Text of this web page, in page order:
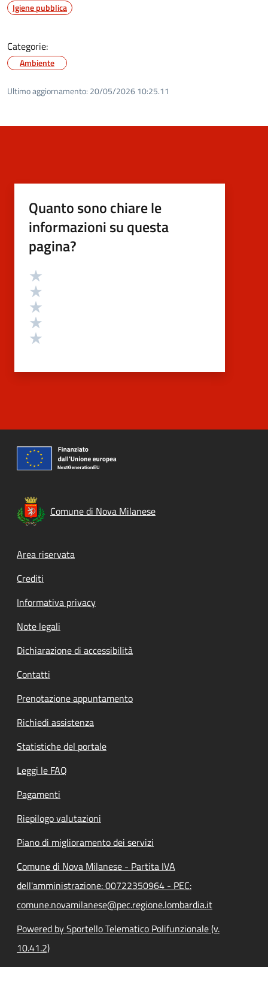
Igiene pubblica
Categorie:
Ambiente
Ultimo aggiornamento: 20/05/2026 10:25.11
Quanto sono chiare le
informazioni su questa
pagina?
Valutazione
Comune di Nova Milanese
Footer menu
Area riservata
Crediti
Informativa privacy
Note legali
Dichiarazione di accessibilità
Contatti
Prenotazione appuntamento
Richiedi assistenza
Statistiche del portale
Leggi le FAQ
Pagamenti
Riepilogo valutazioni
Piano di miglioramento dei servizi
Comune di Nova Milanese - Partita IVA
dell'amministrazione: 00722350964 - PEC:
comune.novamilanese@pec.regione.lombardia.it
Powered by Sportello Telematico Polifunzionale (v.
10.41.2)